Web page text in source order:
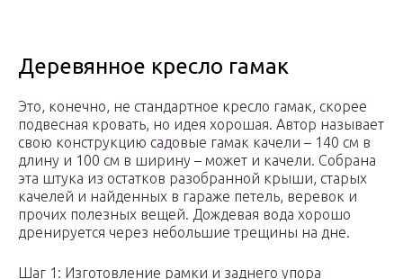
Деревянное кресло гамак
Это, конечно, не стандартное кресло гамак, скорее
подвесная кровать, но идея хорошая. Автор называет
свою конструкцию садовые гамак качели – 140 см в
длину и 100 см в ширину – может и качели. Собрана
эта штука из остатков разобранной крыши, старых
качелей и найденных в гараже петель, веревок и
прочих полезных вещей. Дождевая вода хорошо
дренируется через небольшие трещины на дне.
Шаг 1: Изготовление рамки и заднего упора